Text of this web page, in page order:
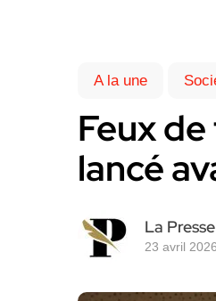
A la une
Feux
lancé
La Presse
23 avril 2026